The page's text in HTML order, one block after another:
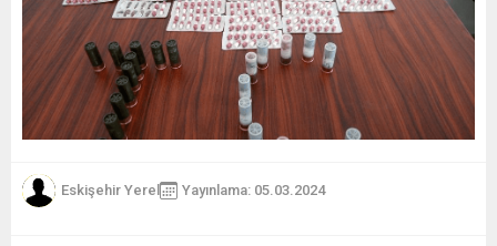
Eskişehir Yerel Yayınlama: 05.03.2024